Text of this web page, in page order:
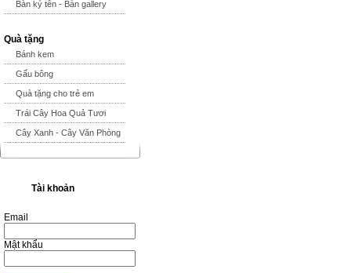
Bàn ký tên - Bàn gallery
Quà tặng
Bánh kem
Gấu bông
Quà tặng cho trẻ em
Trái Cây Hoa Quả Tươi
Cây Xanh - Cây Văn Phòng
Tài khoản
Email
Mật khẩu